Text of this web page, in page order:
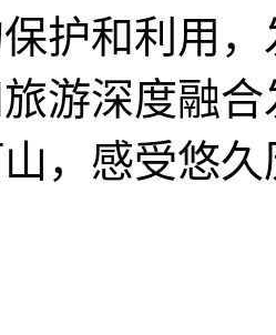
护和利用
游深度融
，感受悠